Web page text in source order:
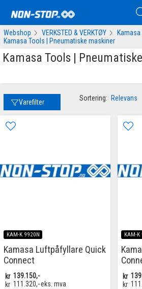
Webshop VERKSTED & VERKTØY
Kamasa Tools | Pneumatiske maskiner
Kamasa Tools |
Varefilter Sortering: Relevans
KAM-K 9920N
Kamasa Luftpåfyllare Quick
Connect
kr 139.150,-
kr 111.320,-eks. mva
KAM-K
kr
kr